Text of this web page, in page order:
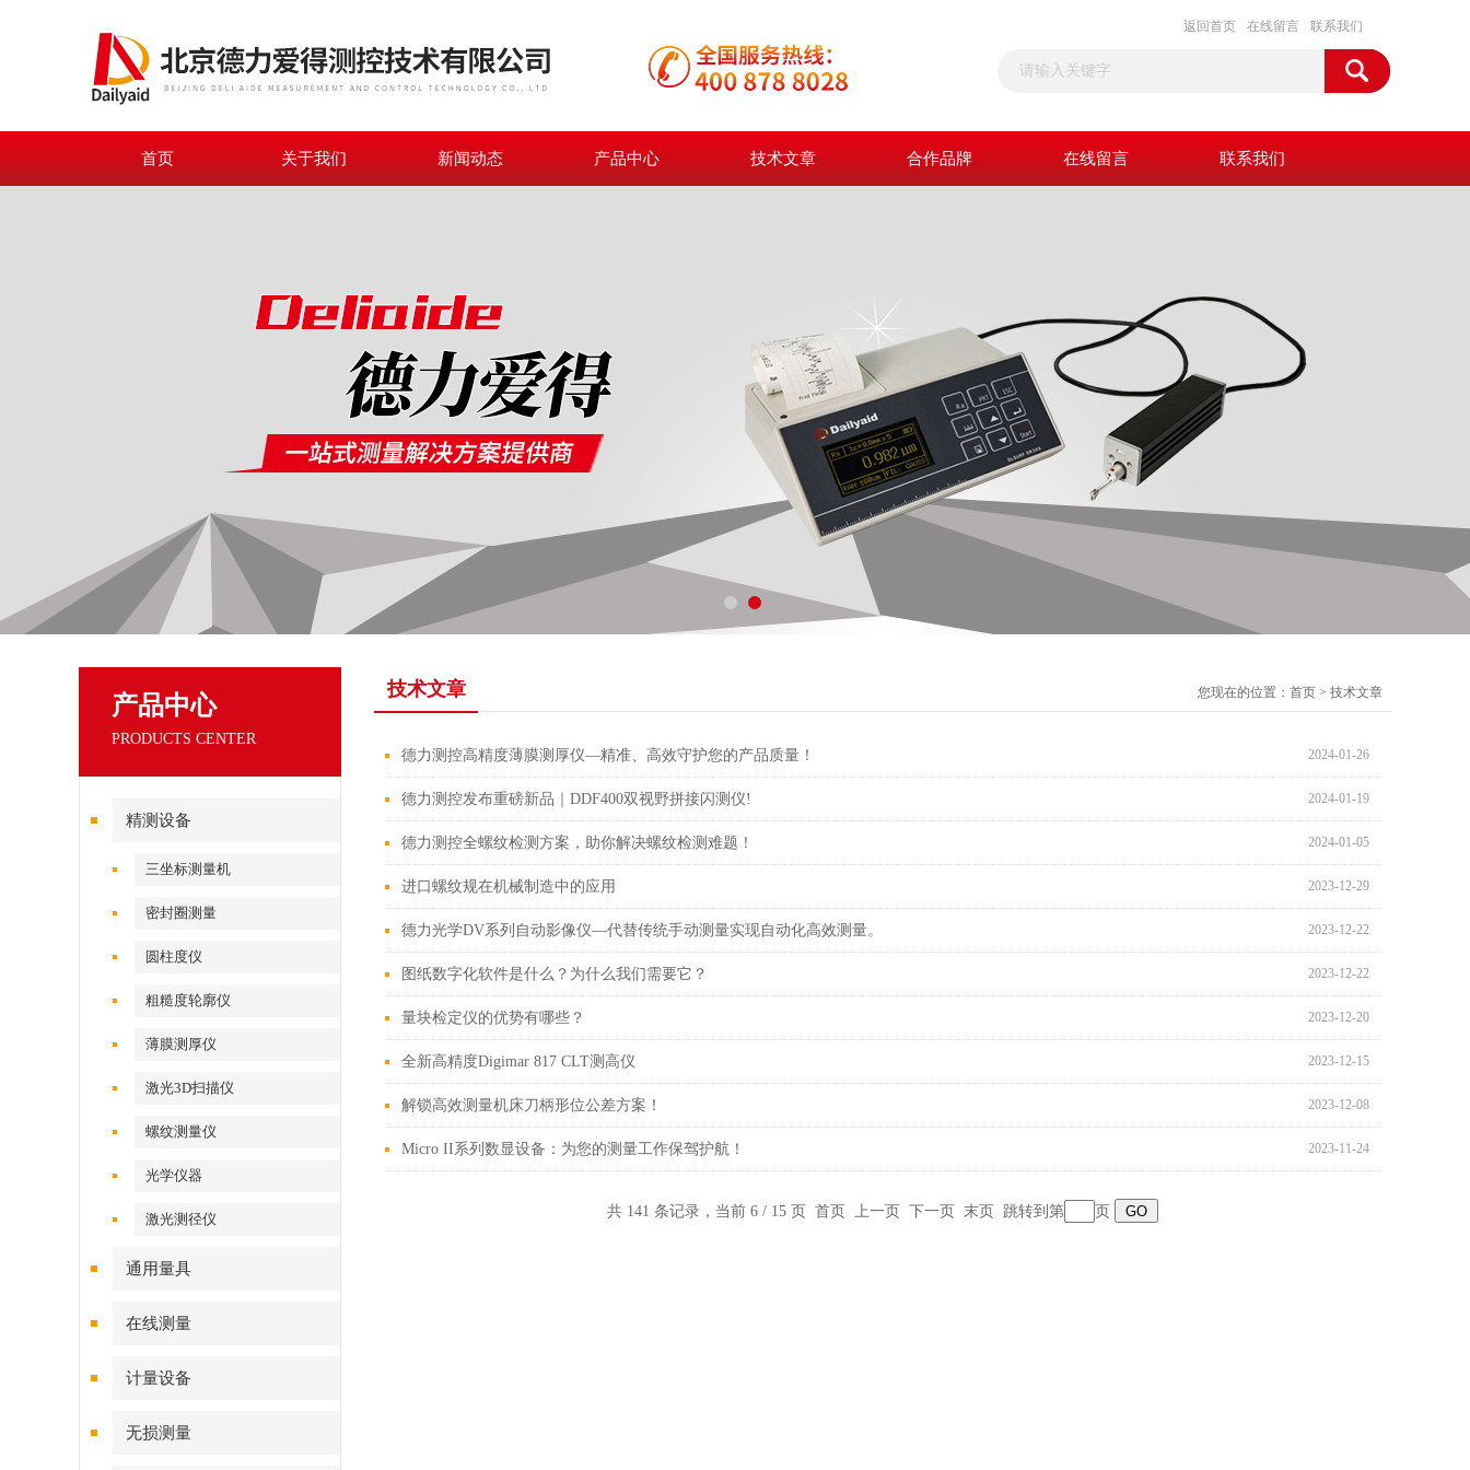
返回首页 在线留言 联系我们
首页 关于我们 新闻动态 产品中心 技术文章 合作品牌 在线留言 联系我们
产品中心
PRODUCTS CENTER
精测设备
三坐标测量机
密封圈测量
圆柱度仪
粗糙度轮廓仪
薄膜测厚仪
激光3D扫描仪
螺纹测量仪
光学仪器
激光测径仪
通用量具
在线测量
计量设备
无损测量
技术文章 您现在的位置： 首页 > 技术文章
德力测控高精度薄膜测厚仪—精准、高效守护您的产品质量！ 2024-01-26
德力测控发布重磅新品｜DDF400双视野拼接闪测仪! 2024-01-19
德力测控全螺纹检测方案，助你解决螺纹检测难题！ 2024-01-05
进口螺纹规在机械制造中的应用 2023-12-29
德力光学DV系列自动影像仪—代替传统手动测量实现自动化高效测量。 2023-12-22
图纸数字化软件是什么？为什么我们需要它？ 2023-12-22
量块检定仪的优势有哪些？ 2023-12-20
全新高精度Digimar 817 CLT测高仪 2023-12-15
解锁高效测量机床刀柄形位公差方案！ 2023-12-08
Micro II系列数显设备：为您的测量工作保驾护航！ 2023-11-24
共 141 条记录，当前 6 / 15 页 首页 上一页 下一页 末页 跳转到第 页